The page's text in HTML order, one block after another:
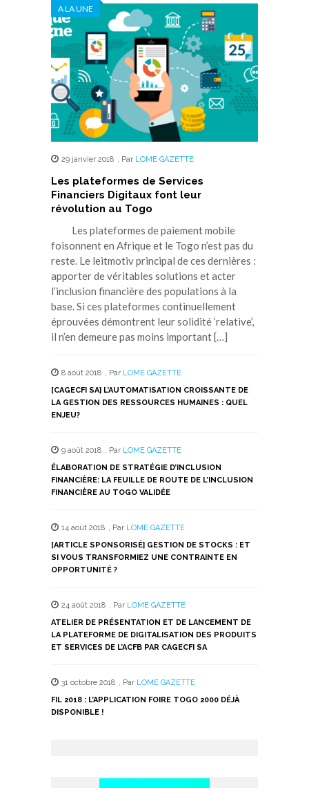
A LA UNE
29 janvier 2018 , Par LOME GAZETTE
Les plateformes de Services
Financiers Digitaux font leur
révolution au Togo
Les plateformes de paiement mobile
foisonnent en Afrique et le Togo n’est pas du
reste. Le leitmotiv principal de ces dernières :
apporter de véritables solutions et acter
l’inclusion financière des populations à la
base. Si ces plateformes continuellement
éprouvées démontrent leur solidité ‘relative’,
il n’en demeure pas moins important […]
8 août 2018 , Par LOME GAZETTE
[CAGECFI SA] L’AUTOMATISATION CROISSANTE DE
LA GESTION DES RESSOURCES HUMAINES : QUEL
ENJEU?
9 août 2018 , Par LOME GAZETTE
ÉLABORATION DE STRATÉGIE D’INCLUSION
FINANCIÈRE: LA FEUILLE DE ROUTE DE L’INCLUSION
FINANCIÈRE AU TOGO VALIDÉE
14 août 2018 , Par LOME GAZETTE
[ARTICLE SPONSORISÉ] GESTION DE STOCKS : ET
SI VOUS TRANSFORMIEZ UNE CONTRAINTE EN
OPPORTUNITÉ ?
24 août 2018 , Par LOME GAZETTE
ATELIER DE PRÉSENTATION ET DE LANCEMENT DE
LA PLATEFORME DE DIGITALISATION DES PRODUITS
ET SERVICES DE L’ACFB PAR CAGECFI SA
31 octobre 2018 , Par LOME GAZETTE
FIL 2018 : L’APPLICATION FOIRE TOGO 2000 DÉJÀ
DISPONIBLE !